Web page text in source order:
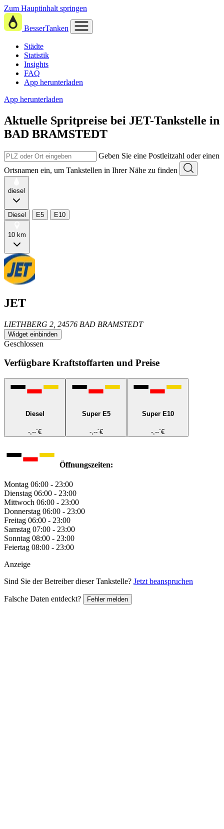
Zum Hauptinhalt springen
BesserTanken
Städte
Statistik
Insights
FAQ
App herunterladen
App herunterladen
Aktuelle Spritpreise bei JET-Tankstelle in
BAD BRAMSTEDT
Geben Sie eine Postleitzahl oder einen
Ortsnamen ein, um Tankstellen in Ihrer Nähe zu finden
diesel
Diesel E5 E10
10 km
JET
LIETHBERG 2, 24576 BAD BRAMSTEDT
Widget einbinden
Geschlossen
Verfügbare Kraftstoffarten und Preise
Diesel
-,---€
Super E5
-,---€
Super E10
-,---€
Öffnungszeiten:
Montag 06:00 - 23:00
Dienstag 06:00 - 23:00
Mittwoch 06:00 - 23:00
Donnerstag 06:00 - 23:00
Freitag 06:00 - 23:00
Samstag 07:00 - 23:00
Sonntag 08:00 - 23:00
Feiertag 08:00 - 23:00
Anzeige
Sind Sie der Betreiber dieser Tankstelle? Jetzt beanspruchen
Falsche Daten entdeckt? Fehler melden